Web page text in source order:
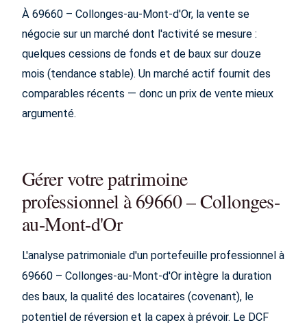
À 69660 – Collonges-au-Mont-d'Or, la vente se
négocie sur un marché dont l'activité se mesure :
quelques cessions de fonds et de baux sur douze
mois (tendance stable). Un marché actif fournit des
comparables récents — donc un prix de vente mieux
argumenté.
Gérer votre patrimoine
professionnel à 69660 – Collonges-
au-Mont-d'Or
L'analyse patrimoniale d'un portefeuille professionnel à
69660 – Collonges-au-Mont-d'Or intègre la duration
des baux, la qualité des locataires (covenant), le
potentiel de réversion et la capex à prévoir. Le DCF